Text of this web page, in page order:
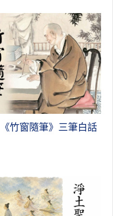
竹窗隨筆》三筆白話